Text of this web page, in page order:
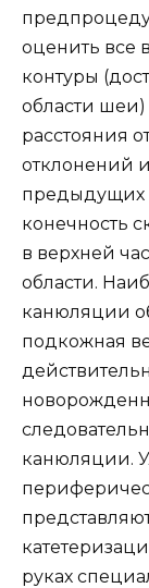
оценить все
контуры
области шеи)
расстояния
отклонений
предыдущих
конечность
в верхней
области.
канюляции
подкожная
канюляции.
руках